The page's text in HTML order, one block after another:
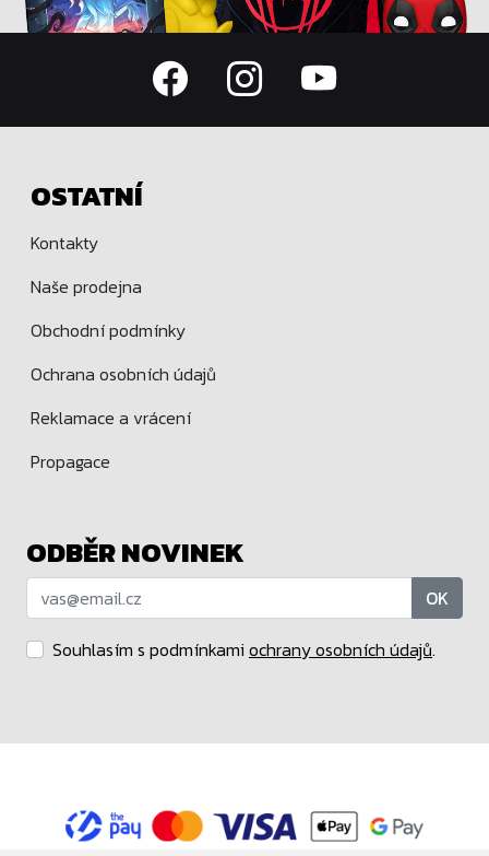
OSTATNÍ
Kontakty
Naše prodejna
Obchodní podmínky
Ochrana osobních údajů
Reklamace a vrácení
Propagace
ODBĚR NOVINEK
OK
Souhlasím s podmínkami ochrany osobních údajů.